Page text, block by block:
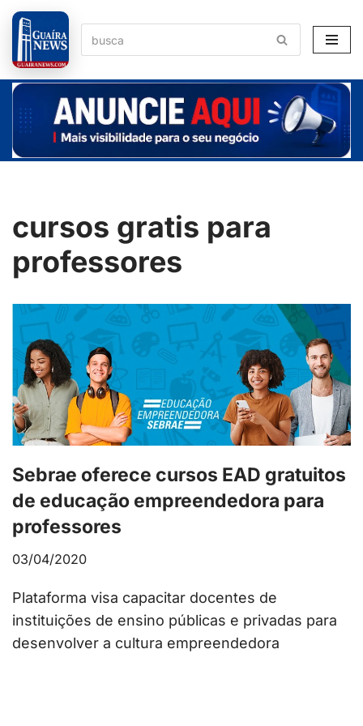
Pular
para
o
conteúdo
cursos gratis para
professores
Sebrae oferece cursos EAD gratuitos
de educação empreendedora para
professores
03/04/2020
Plataforma visa capacitar docentes de
instituições de ensino públicas e privadas para
desenvolver a cultura empreendedora